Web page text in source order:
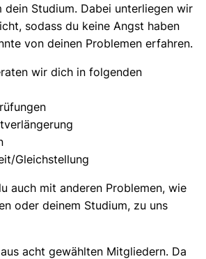
dein Studium. Dabei unterliegen wir
sodass du keine Angst haben
von deinen Problemen erfahren.
wir dich in folgenden
Gleichstellung
auch mit anderen Problemen, wie
oder deinem Studium, zu uns
acht gewählten Mitgliedern. Da